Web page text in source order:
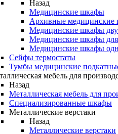
Назад
Медицинские шкафы
Архивные
Медицинские шкафы
Медицинские шкафы для
Медицинские шкафы
Сейфы термостаты
Тумбы медицинские
мебель для
Назад
Металлическая мебель для
Cпециализированные шкафы
Металлические верстаки
Назад
Металлические верстаки